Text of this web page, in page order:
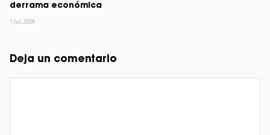
derrama económica
1 Jul, 2026
Deja un comentario